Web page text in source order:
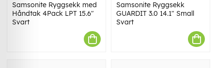
Samsonite Ryggsekk med
Håndtak 4Pack LPT 15.6"
Svart
Samsonite Ryggsekk
GUARDIT 3.0 14.1" Small
Svart